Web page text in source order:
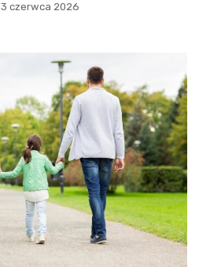
3 czerwca 2026